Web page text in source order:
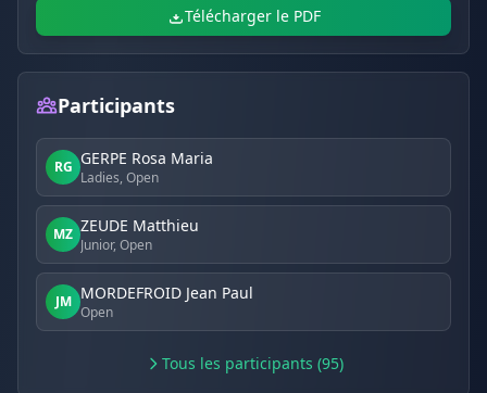
Télécharger le PDF
Participants
RG GERPE Rosa Maria
Ladies, Open
MZ ZEUDE Matthieu
Junior, Open
JM MORDEFROID Jean Paul
Open
Tous les participants (95)